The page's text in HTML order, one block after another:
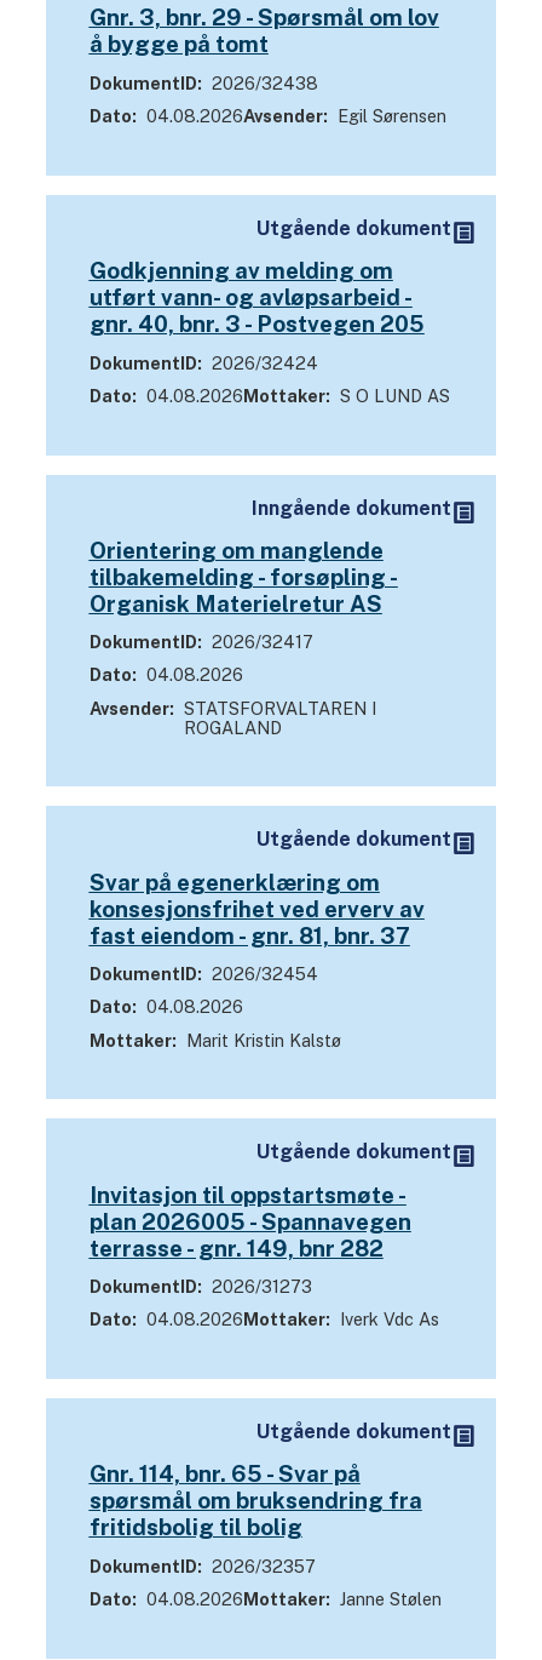
a
d
k
Gnr. 3, bnr. 29 - Spørsmål om lov
å bygge på tomt
DokumentID
2026/32438
Dato
04.08.2026Avsender Egil Sørensen
Utgående dokument
Godkjenning av melding om
utført vann- og avløpsarbeid -
gnr. 40, bnr. 3 - Postvegen 205
DokumentID
2026/32424
Dato
04.08.2026Mottaker S O LUND AS
Inngående dokument
Orientering om manglende
tilbakemelding - forsøpling -
Organisk Materielretur AS
DokumentID
2026/32417
Dato
04.08.2026
Avsender
STATSFORVALTAREN I
ROGALAND
Utgående dokument
Svar på egenerklæring om
konsesjonsfrihet ved erverv av
fast eiendom - gnr. 81, bnr. 37
DokumentID
2026/32454
Dato
04.08.2026
Mottaker
Marit Kristin Kalstø
Utgående dokument
Invitasjon til oppstartsmøte -
plan 2026005 - Spannavegen
terrasse - gnr. 149, bnr 282
DokumentID
2026/31273
Dato
04.08.2026Mottaker Iverk Vdc As
Utgående dokument
Gnr. 114, bnr. 65 - Svar på
spørsmål om bruksendring fra
fritidsbolig til bolig
DokumentID
2026/32357
Dato
04.08.2026Mottaker Janne Stølen